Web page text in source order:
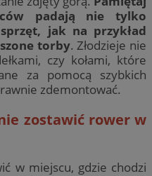
padają nie tylko
jak na przykład
torby. Złodzieje nie
czy kołami, które
za pomocą szybkich
zdemontować.
zostawić rower w
w miejscu, gdzie chodzi